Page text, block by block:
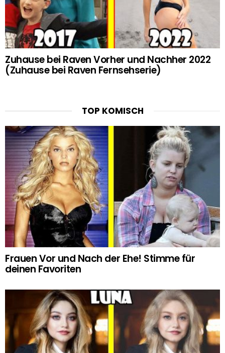
Zuhause bei Raven Vorher und Nachher 2022
(Zuhause bei Raven Fernsehserie)
TOP KOMISCH
Frauen Vor und Nach der Ehe! Stimme für
deinen Favoriten